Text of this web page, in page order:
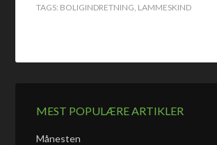
TAGS: BOLIGINDRETNING, LAMMESKIND
MEST POPULÆRE ARTIKLER
Månesten